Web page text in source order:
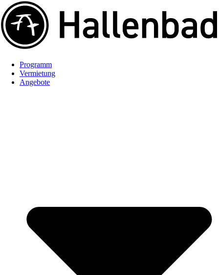
Programm
Vermietung
Angebote